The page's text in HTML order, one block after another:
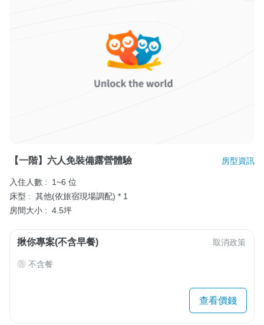
【一階】六人免裝備露營體驗 房型資訊
入住人數 :
1~6 位
床型 : 其他(依旅宿現場調配) * 1
房間大小 : 4.5坪
揪你專案(不含早餐) 取消政策
不含餐
查看價錢